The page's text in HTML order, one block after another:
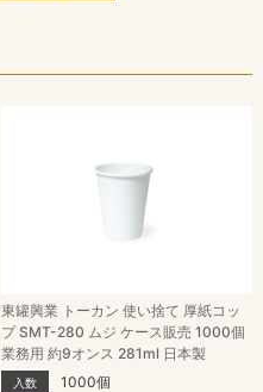
東罐興業 トーカン 使い捨て 厚紙コッ
プ SMT-280 ムジ ケース販売 1000個
業務用 約9オンス 281ml 日本製
入数 1000個